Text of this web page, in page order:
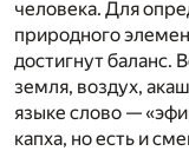
человека. Для
природного
достигнут баланс.
земля, воздух,
языке слово —
капха, но есть и